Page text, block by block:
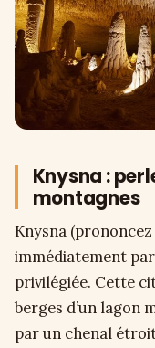
Knysna :
montagnes
Knysna
immédiatement
privilégiée. Cette
berges d’un lagon
par un chenal